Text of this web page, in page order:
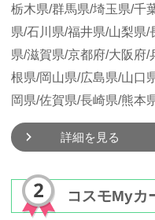
栃木県/群馬県/埼玉県/千
県/石川県/福井県/山梨県/
県/滋賀県/京都府/大阪府/
根県/岡山県/広島県/山口
岡県/佐賀県/長崎県/熊本
詳細を見る
コスモMyカ